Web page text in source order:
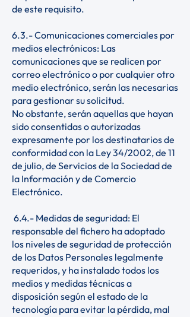
de este requisito.
6.3.- Comunicaciones comerciales por
medios electrónicos: Las
comunicaciones que se realicen por
correo electrónico o por cualquier otro
medio electrónico, serán las necesarias
para gestionar su solicitud.
No obstante, serán aquellas que hayan
sido consentidas o autorizadas
expresamente por los destinatarios de
conformidad con la Ley 34/2002, de 11
de julio, de Servicios de la Sociedad de
la Información y de Comercio
Electrónico.
6.4.- Medidas de seguridad: El
responsable del fichero ha adoptado
los niveles de seguridad de protección
de los Datos Personales legalmente
requeridos, y ha instalado todos los
medios y medidas técnicas a
disposición según el estado de la
tecnología para evitar la pérdida, mal